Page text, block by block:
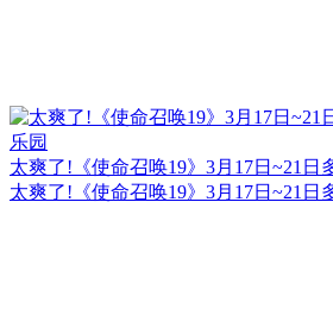
太爽了!《使命召唤19》3月17日~21日
太爽了!《使命召唤19》3月17日~21日